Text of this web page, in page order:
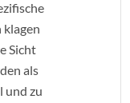
klagen
Sicht
als
und zu